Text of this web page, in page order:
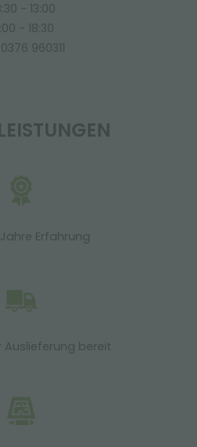
- 13:00
- 18:30
960311
Erfahrung
Auslieferung bereit